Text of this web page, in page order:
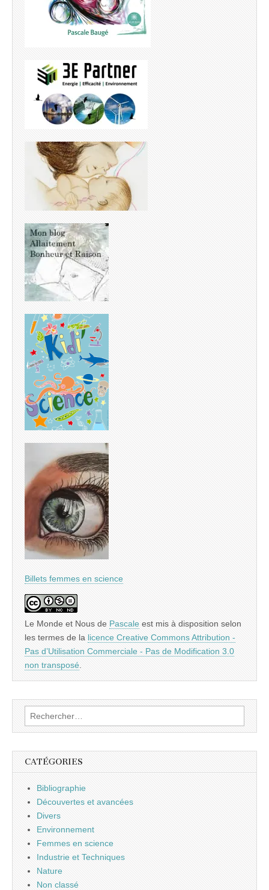
Billets femmes en science
Le Monde et Nous de Pascale est mis à disposition selon
les termes de la licence Creative Commons Attribution -
Pas d’Utilisation Commerciale - Pas de Modification 3.0
non transposé
Rechercher :
CATÉGORIES
Bibliographie
Découvertes et avancées
Divers
Environnement
Femmes en science
Industrie et Techniques
Nature
Non classé